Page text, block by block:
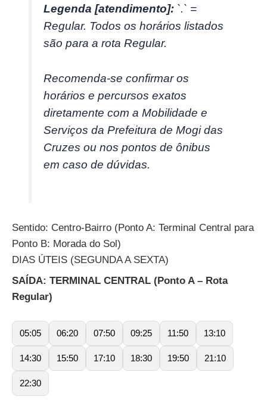
Legenda [atendimento]: `.` =
Regular. Todos os horários listados
são para a rota Regular.
Recomenda-se confirmar os
horários e percursos exatos
diretamente com a Mobilidade e
Serviços da Prefeitura de Mogi das
Cruzes ou nos pontos de ônibus
em caso de dúvidas.
Sentido: Centro-Bairro (Ponto A: Terminal Central para
Ponto B: Morada do Sol)
DIAS ÚTEIS (SEGUNDA A SEXTA)
SAÍDA: TERMINAL CENTRAL (Ponto A – Rota
Regular)
05:05 06:20 07:50 09:25 11:50 13:10
14:30 15:50 17:10 18:30 19:50 21:10
22:30